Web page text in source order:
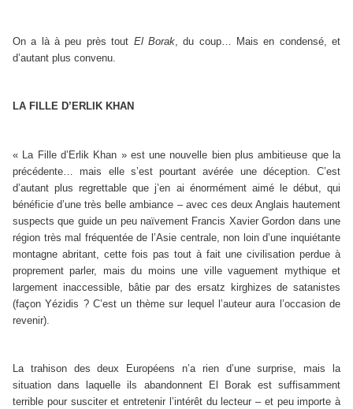
On a là à peu près tout El Borak, du coup… Mais en condensé, et
d’autant plus convenu.
LA FILLE D’ERLIK KHAN
« La Fille d’Erlik Khan » est une nouvelle bien plus ambitieuse que la
précédente… mais elle s’est pourtant avérée une déception. C’est
d’autant plus regrettable que j’en ai énormément aimé le début, qui
bénéficie d’une très belle ambiance – avec ces deux Anglais hautement
suspects que guide un peu naïvement Francis Xavier Gordon dans une
région très mal fréquentée de l’Asie centrale, non loin d’une inquiétante
montagne abritant, cette fois pas tout à fait une civilisation perdue à
proprement parler, mais du moins une ville vaguement mythique et
largement inaccessible, bâtie par des ersatz kirghizes de satanistes
(façon Yézidis ? C’est un thème sur lequel l’auteur aura l’occasion de
revenir).
La trahison des deux Européens n’a rien d’une surprise, mais la
situation dans laquelle ils abandonnent El Borak est suffisamment
terrible pour susciter et entretenir l’intérêt du lecteur – et peu importe à